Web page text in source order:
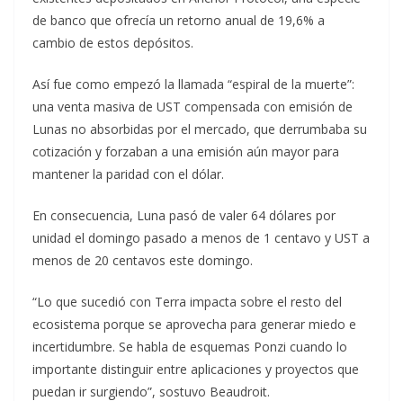
de banco que ofrecía un retorno anual de 19,6% a
cambio de estos depósitos.
Así fue como empezó la llamada “espiral de la muerte”:
una venta masiva de UST compensada con emisión de
Lunas no absorbidas por el mercado, que derrumbaba su
cotización y forzaban a una emisión aún mayor para
mantener la paridad con el dólar.
En consecuencia, Luna pasó de valer 64 dólares por
unidad el domingo pasado a menos de 1 centavo y UST a
menos de 20 centavos este domingo.
“Lo que sucedió con Terra impacta sobre el resto del
ecosistema porque se aprovecha para generar miedo e
incertidumbre. Se habla de esquemas Ponzi cuando lo
importante distinguir entre aplicaciones y proyectos que
puedan ir surgiendo”, sostuvo Beaudroit.